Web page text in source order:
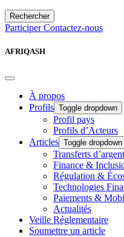
Rechercher
ParticiperContactez-nous
AFRIQASH
À propos
Profils Toggle dropdown
Profil pays
Profils d’Acteurs
Articles Toggle dropdown
Transferts
Finance &
Régulation &
Technologies
Paiements &
Actualités
Veille Réglementaire
Soumettre un article